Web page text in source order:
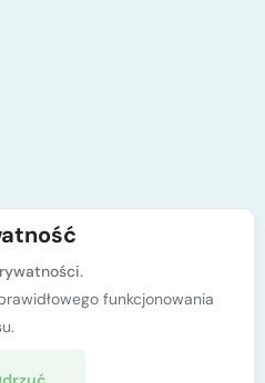
funkcjonowania